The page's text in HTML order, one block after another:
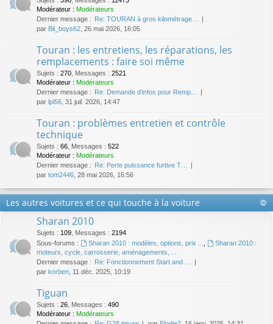
Modérateur : Modérateurs
Dernier message :
Re: TOURAN à gros kilométrage…
par Bil_boys62 , 26 mai 2026, 16:05
Touran : les entretiens, les réparations, les
remplacements : faire soi même
Sujets : 270 Messages : 2521
Modérateur : Modérateurs
Dernier message :
Re: Demande d’infos pour Remp…
par lpi56 , 31 juil. 2026, 14:47
Touran : problèmes entretien et contrôle
technique
Sujets : 66 Messages : 522
Modérateur : Modérateurs
Dernier message :
Re: Perte puissance furtive T…
par tom2446 , 28 mai 2026, 16:56
Les autres voitures et ce qui touche à la voiture
Sharan 2010
Sujets : 109 Messages : 2194
Sous-forums :
Sharan 2010 : modèles, options, prix ...
Sharan 2010 :
moteurs, cycle, carrosserie, aménagements, ...
Dernier message :
Re: Fonctionnement Start and …
par korben , 11 déc. 2025, 10:19
Tiguan
Sujets : 26 Messages : 490
Modérateur : Modérateurs